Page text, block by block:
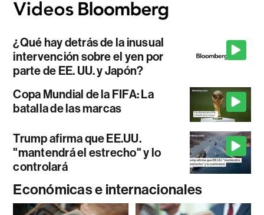
¿Qué hay detrás de la inusual
intervención sobre el yen por
parte de EE. UU. y Japón?
Copa Mundial de la FIFA: La
batalla de las marcas
Trump afirma que EE.UU.
"mantendrá el estrecho" y lo
controlará
Económicas e internacionales